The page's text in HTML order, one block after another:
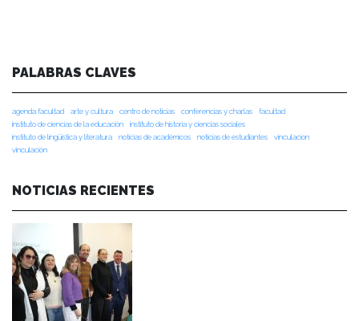
PALABRAS CLAVES
agenda facultad arte y cultura centro de noticias conferencias y charlas
facultad
instituto de ciencias de la educación
instituto de historia y ciencias sociales
instituto de lingüística y literatura
noticias de académicos noticias de estudiantes
vinculacion
vinculación
NOTICIAS RECIENTES